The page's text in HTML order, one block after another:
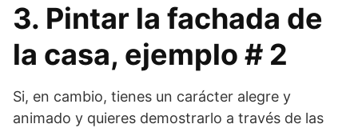
3. Pintar la fachada de
la casa, ejemplo # 2
Si, en cambio, tienes un carácter alegre y
animado y quieres demostrarlo a través de las